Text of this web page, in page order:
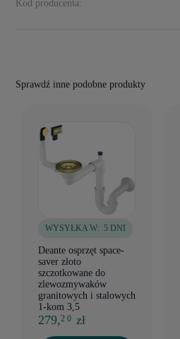
Kod producenta:
Sprawdź inne podobne produkty
WYSYŁKA W: 5 DNI
Deante osprzęt space-
saver złoto
szczotkowane do
zlewozmywaków
granitowych i stalowych
1-kom 3,5
279,2 0 zł